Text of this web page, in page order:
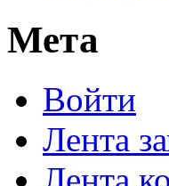
Мета
Войти
Лента